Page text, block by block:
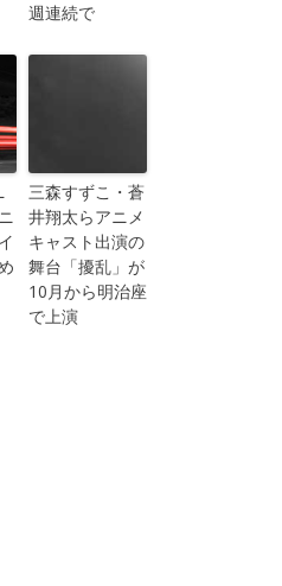
週連続で
三森すずこ・蒼
井翔太らアニメ
キャスト出演の
舞台「擾乱」が
10月から明治座
で上演